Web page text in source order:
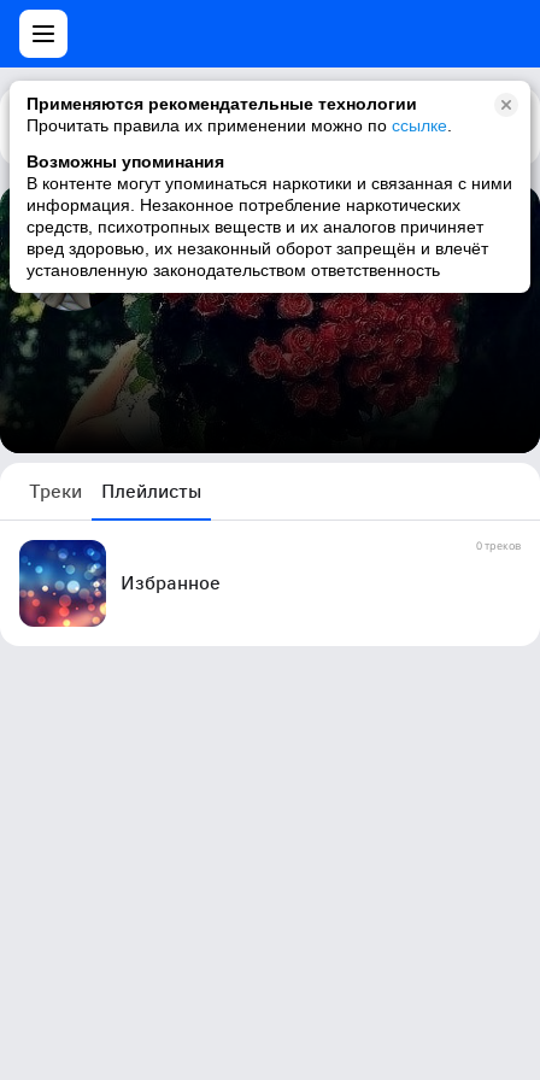
Применяются рекомендательные технологии
Прочитать правила их применении можно по ссылке
Возможны упоминания
В контенте могут упоминаться наркотики и связанная с ними
информация. Незаконное потребление наркотических
средств, психотропных веществ и их аналогов причиняет
вред здоровью, их незаконный оборот запрещён и влечёт
установленную законодательством ответственность
Каталог Рекомендации
dancer in the dark
1 плейлист
Треки Плейлисты
Избранное
0 треков